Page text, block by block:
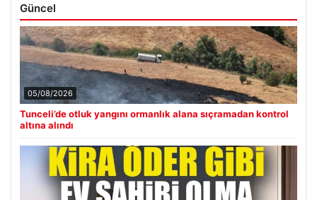
Güncel
05/08/2026
Tunceli’de otluk yangını ormanlık alana sıçramadan kontrol
altına alındı